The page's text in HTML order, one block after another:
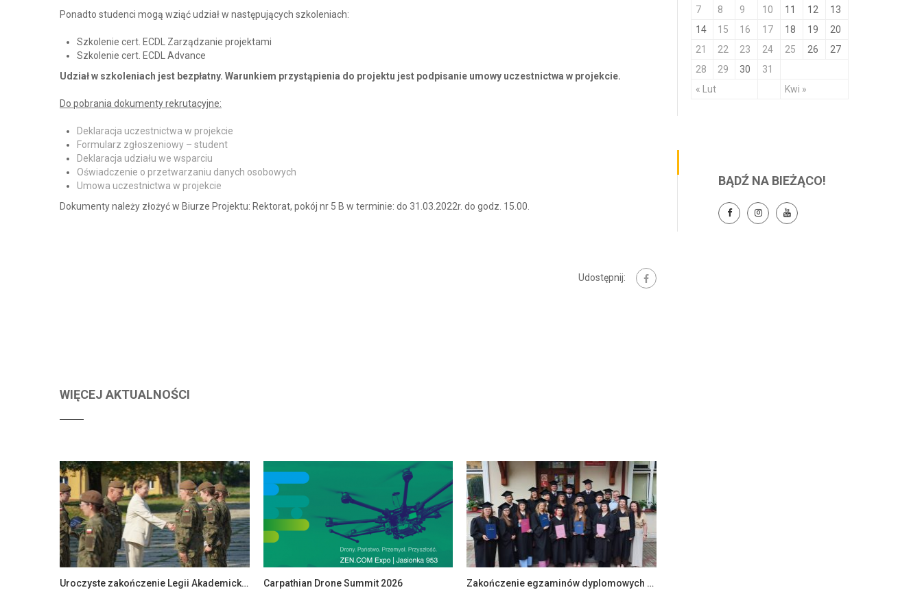
Ponadto studenci mogą wziąć udział w następujących szkoleniach:
Szkolenie cert. ECDL Zarządzanie projektami
Szkolenie cert. ECDL Advance
Udział w szkoleniach jest bezpłatny. Warunkiem przystąpienia do projektu jest podpisanie umowy uczestnictwa w projekcie.
Do pobrania dokumenty rekrutacyjne:
Deklaracja uczestnictwa w projekcie
Formularz zgłoszeniowy – student
Deklaracja udziału we wsparciu
Oświadczenie o przetwarzaniu danych osobowych
Umowa uczestnictwa w projekcie
Dokumenty należy złożyć w Biurze Projektu: Rektorat, pokój nr 5 B w terminie: do 31.03.2022r. do godz. 15.00.
Udostępnij:
WIĘCEJ AKTUALNOŚCI
Uroczyste zakończenie Legii Akademickiej w PANS w Jarosławiu Carpathian Drone Summit 2026 Zakończenie egzaminów dyplomowych na Wydziale Ekonomii i Zarządzania
« Lut Kwi »
7
8 9 10 11 12
13
14
15 16 17 18 19
20
21
22 23 24 25 26
27
28
29 30 31
BĄDŹ NA BIEŻĄCO!